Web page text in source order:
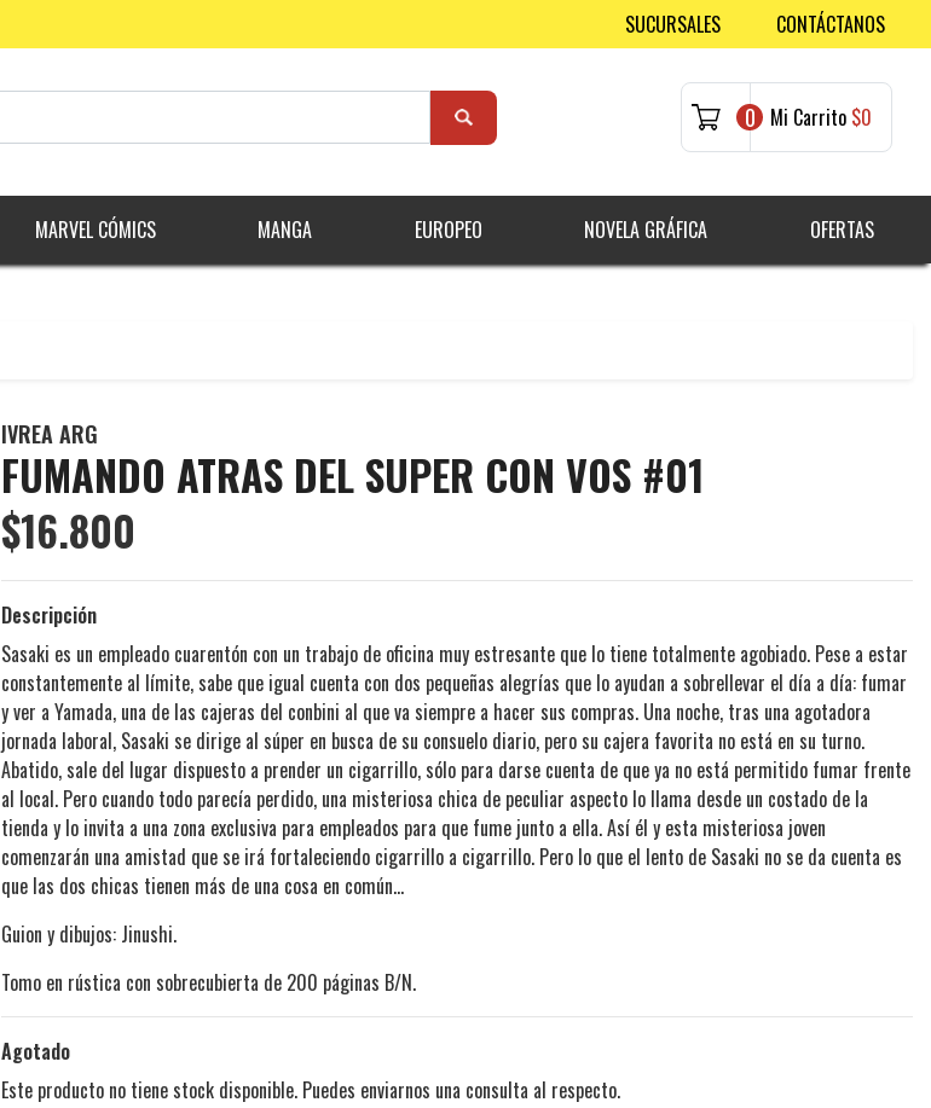
SUCURSALES CONTÁCTANOS
0 Mi Carrito $0
MARVEL CÓMICS MANGA EUROPEO NOVELA GRÁFICA OFERTAS
IVREA ARG
FUMANDO ATRAS DEL SUPER CON VOS #01
$16.800
Descripción
Sasaki es un empleado cuarentón con un trabajo de oficina muy estresante que lo tiene totalmente agobiado. Pese a estar
constantemente al límite, sabe que igual cuenta con dos pequeñas alegrías que lo ayudan a sobrellevar el día a día: fumar
y ver a Yamada, una de las cajeras del conbini al que va siempre a hacer sus compras. Una noche, tras una agotadora
jornada laboral, Sasaki se dirige al súper en busca de su consuelo diario, pero su cajera favorita no está en su turno.
Abatido, sale del lugar dispuesto a prender un cigarrillo, sólo para darse cuenta de que ya no está permitido fumar frente
al local. Pero cuando todo parecía perdido, una misteriosa chica de peculiar aspecto lo llama desde un costado de la
tienda y lo invita a una zona exclusiva para empleados para que fume junto a ella. Así él y esta misteriosa joven
comenzarán una amistad que se irá fortaleciendo cigarrillo a cigarrillo. Pero lo que el lento de Sasaki no se da cuenta es
que las dos chicas tienen más de una cosa en común…
Guion y dibujos: Jinushi.
Tomo en rústica con sobrecubierta de 200 páginas B/N.
Agotado
Este producto no tiene stock disponible. Puedes enviarnos una consulta al respecto.